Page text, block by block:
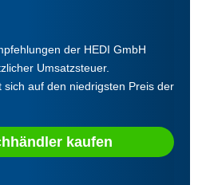
der HEDI GmbH
Umsatzsteuer.
sich auf den niedrigsten Preis der
kaufen